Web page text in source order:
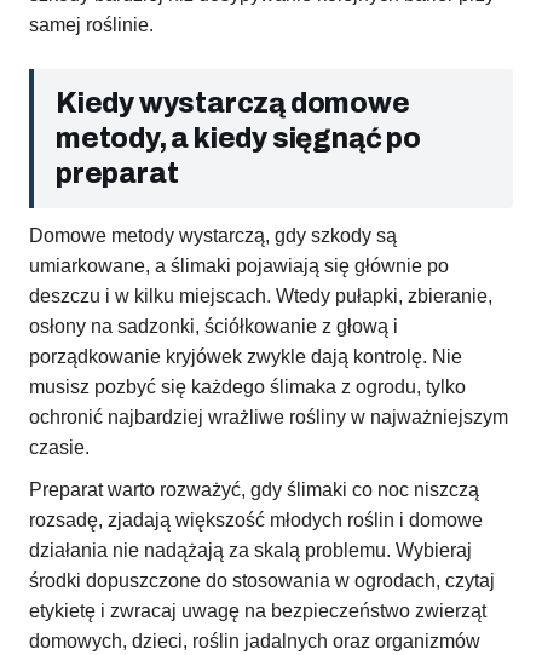
samej roślinie.
Kiedy wystarczą domowe
metody, a kiedy sięgnąć po
preparat
Domowe metody wystarczą, gdy szkody są
umiarkowane, a ślimaki pojawiają się głównie po
deszczu i w kilku miejscach. Wtedy pułapki, zbieranie,
osłony na sadzonki, ściółkowanie z głową i
porządkowanie kryjówek zwykle dają kontrolę. Nie
musisz pozbyć się każdego ślimaka z ogrodu, tylko
ochronić najbardziej wrażliwe rośliny w najważniejszym
czasie.
Preparat warto rozważyć, gdy ślimaki co noc niszczą
rozsadę, zjadają większość młodych roślin i domowe
działania nie nadążają za skalą problemu. Wybieraj
środki dopuszczone do stosowania w ogrodach, czytaj
etykietę i zwracaj uwagę na bezpieczeństwo zwierząt
domowych, dzieci, roślin jadalnych oraz organizmów